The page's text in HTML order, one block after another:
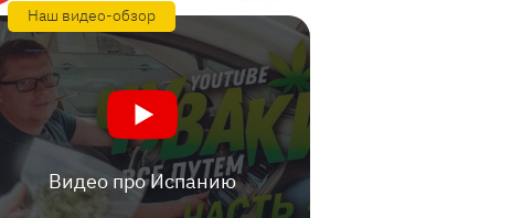
Наш видео-обзор
Видео про Испанию